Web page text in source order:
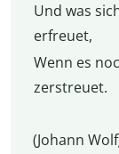
Und was
erfreuet,
Wenn es
zerstreuet.
(Johann